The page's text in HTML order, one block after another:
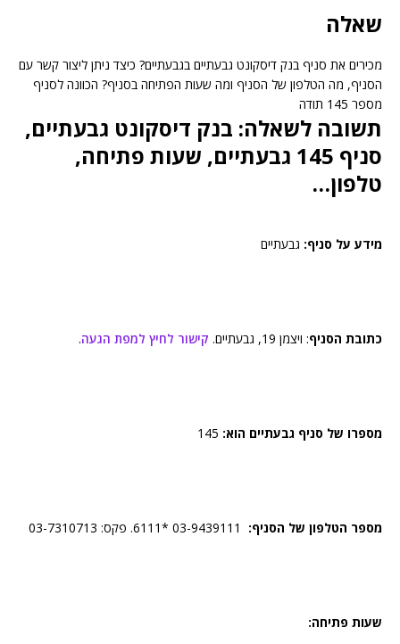
שאלה
מכירים את סניף בנק דיסקונט גבעתיים בגבעתיים? כיצד ניתן ליצור קשר עם
הסניף, מה הטלפון של הסניף ומה שעות הפתיחה בסניף? הכוונה לסניף
מספר 145 תודה
תשובה לשאלה: בנק דיסקונט גבעתיים,
סניף 145 גבעתיים, שעות פתיחה,
טלפון…
מידע על סניף: גבעתיים
כתובת הסניף: ויצמן 19, גבעתיים. קישור לחיץ למפת הגעה.
מספרו של סניף גבעתיים הוא:
מספר הטלפון של הסניף:
שעות פתיחה: